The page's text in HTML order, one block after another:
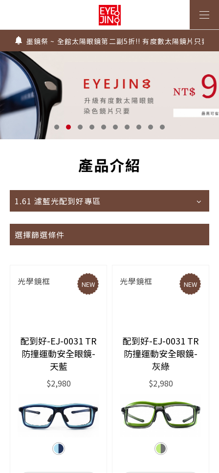
上傳處方，建立度數即贈 $300 優惠券！
不知道度數也能配鏡～愛鏡合作門市全台啟動中
墨鏡祭 ~ 全館太陽眼鏡第二副5折!! 有度數太陽鏡片只要
Super Sale！精選鏡框 6 折起！
1.61 / 1.67 濾藍光「配到好」，只要 $2730 起！
上傳處方，建立度數即贈 $300 優惠券！
不知道度數也能配鏡～愛鏡合作門市全台啟動中
產品介紹
1.61 濾藍光配到好專區
選擇篩選條件
光學鏡框 NEW
配到好-EJ-0031 TR
防撞運動安全眼鏡-
天藍
$2,980
光學鏡框 NEW
配到好-EJ-0031 TR
防撞運動安全眼鏡-
灰綠
$2,980